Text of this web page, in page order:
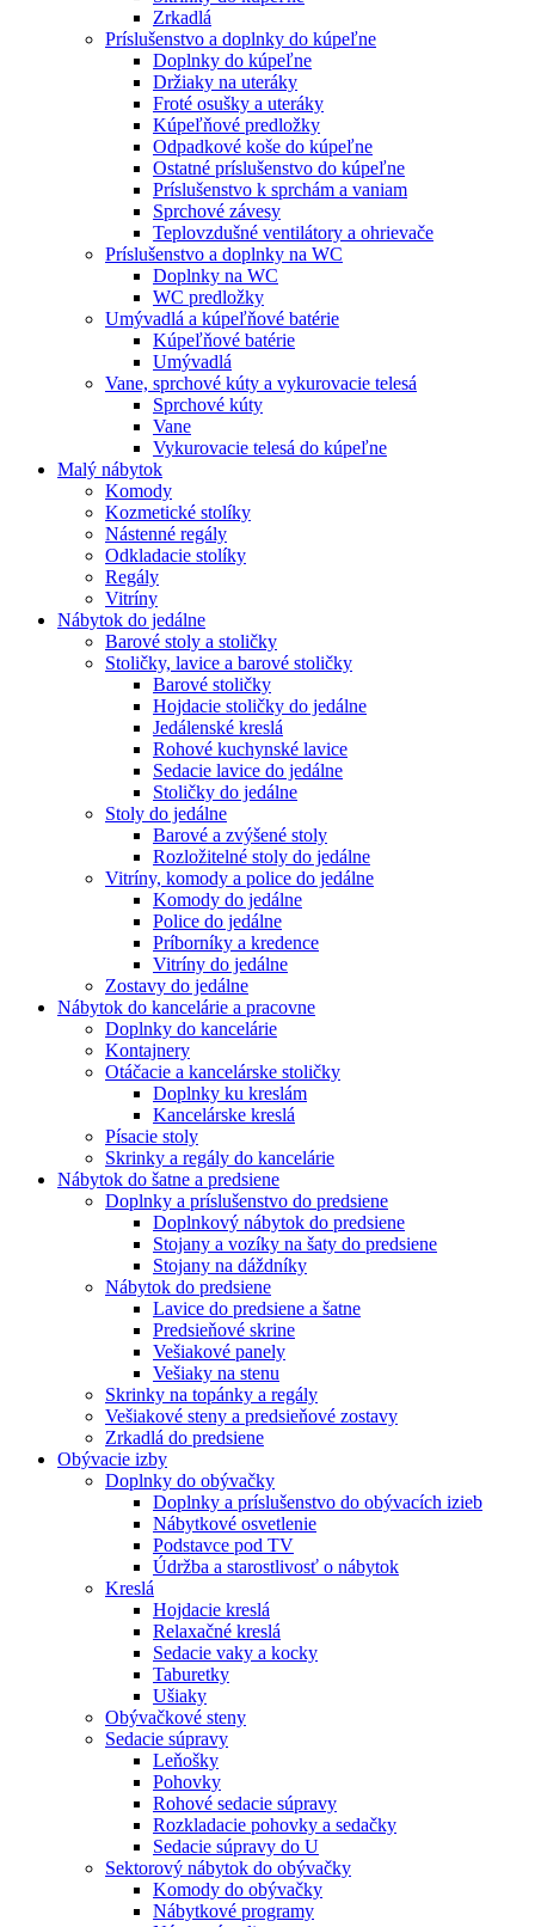
Zrkadlá
Príslušenstvo a doplnky do kúpeľne
Doplnky do kúpeľne
Držiaky na uteráky
Froté osušky a uteráky
Kúpeľňové predložky
Odpadkové koše do kúpeľne
Ostatné príslušenstvo do kúpeľne
Príslušenstvo k sprchám a vaniam
Sprchové závesy
Teplovzdušné ventilátory a ohrievače
Príslušenstvo a doplnky na WC
Doplnky na WC
WC predložky
Umývadlá a kúpeľňové batérie
Kúpeľňové batérie
Umývadlá
Vane, sprchové kúty a vykurovacie telesá
Sprchové kúty
Vane
Vykurovacie telesá do kúpeľne
Malý nábytok
Komody
Kozmetické stolíky
Nástenné regály
Odkladacie stolíky
Regály
Vitríny
Nábytok do jedálne
Barové stoly a stoličky
Stoličky, lavice a barové stoličky
Barové stoličky
Hojdacie stoličky do jedálne
Jedálenské kreslá
Rohové kuchynské lavice
Sedacie lavice do jedálne
Stoličky do jedálne
Stoly do jedálne
Barové a zvýšené stoly
Rozložitelné stoly do jedálne
Vitríny, komody a police do jedálne
Komody do jedálne
Police do jedálne
Príborníky a kredence
Vitríny do jedálne
Zostavy do jedálne
Nábytok do kancelárie a pracovne
Doplnky do kancelárie
Kontajnery
Otáčacie a kancelárske stoličky
Doplnky ku kreslám
Kancelárske kreslá
Písacie stoly
Skrinky a regály do kancelárie
Nábytok do šatne a predsiene
Doplnky a príslušenstvo do predsiene
Doplnkový nábytok do predsiene
Stojany a vozíky na šaty do predsiene
Stojany na dáždníky
Nábytok do predsiene
Lavice do predsiene a šatne
Predsieňové skrine
Vešiakové panely
Vešiaky na stenu
Skrinky na topánky a regály
Vešiakové steny a predsieňové zostavy
Zrkadlá do predsiene
Obývacie izby
Doplnky do obývačky
Doplnky a príslušenstvo do obývacích izieb
Nábytkové osvetlenie
Podstavce pod TV
Údržba a starostlivosť o nábytok
Kreslá
Hojdacie kreslá
Relaxačné kreslá
Sedacie vaky a kocky
Taburetky
Ušiaky
Obývačkové steny
Sedacie súpravy
Leňošky
Pohovky
Rohové sedacie súpravy
Rozkladacie pohovky a sedačky
Sedacie súpravy do U
Sektorový nábytok do obývačky
Komody do obývačky
Nábytkové programy